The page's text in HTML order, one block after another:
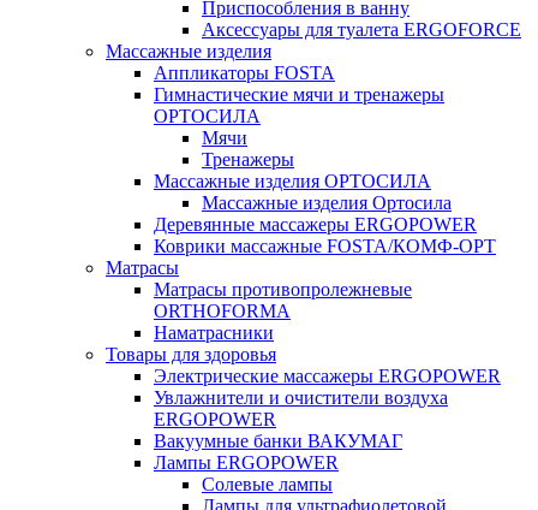
Приспособления в ванну
Аксессуары для туалета ERGOFORCE
Массажные изделия
Аппликаторы FOSTA
Гимнастические мячи и тренажеры
ОРТОСИЛА
Мячи
Тренажеры
Массажные изделия ОРТОСИЛА
Массажные изделия Ортосила
Деревянные массажеры ERGOPOWER
Коврики массажные FOSTA/КОМФ-ОРТ
Матрасы
Матрасы противопролежневые
ORTHOFORMA
Наматрасники
Товары для здоровья
Электрические массажеры ERGOPOWER
Увлажнители и очистители воздуха
ERGOPOWER
Вакуумные банки ВАКУМАГ
Лампы ERGOPOWER
Солевые лампы